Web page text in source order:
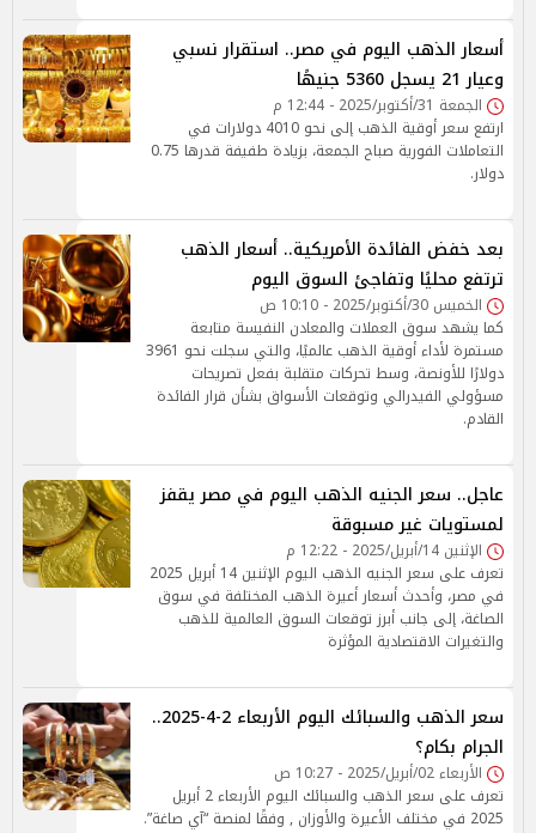
أسعار الذهب اليوم في مصر.. استقرار نسبي
وعيار 21 يسجل 5360 جنيهًا
الجمعة 31/أكتوبر/2025 - 12:44 م
ارتفع سعر أوقية الذهب إلى نحو 4010 دولارات في
التعاملات الفورية صباح الجمعة، بزيادة طفيفة قدرها 0.75
دولار.
بعد خفض الفائدة الأمريكية.. أسعار الذهب
ترتفع محليًا وتفاجئ السوق اليوم
الخميس 30/أكتوبر/2025 - 10:10 ص
كما يشهد سوق العملات والمعادن النفيسة متابعة
مستمرة لأداء أوقية الذهب عالميًا، والتي سجلت نحو 3961
دولارًا للأونصة، وسط تحركات متقلبة بفعل تصريحات
مسؤولي الفيدرالي وتوقعات الأسواق بشأن قرار الفائدة
القادم.
عاجل.. سعر الجنيه الذهب اليوم في مصر يقفز
لمستويات غير مسبوقة
الإثنين 14/أبريل/2025 - 12:22 م
تعرف على سعر الجنيه الذهب اليوم الإثنين 14 أبريل 2025
في مصر، وأحدث أسعار أعيرة الذهب المختلفة في سوق
الصاغة، إلى جانب أبرز توقعات السوق العالمية للذهب
والتغيرات الاقتصادية المؤثرة
سعر الذهب والسبائك اليوم الأربعاء 2-4-2025..
الجرام بكام؟
الأربعاء 02/أبريل/2025 - 10:27 ص
تعرف على سعر الذهب والسبائك اليوم الأربعاء 2 أبريل
2025 في مختلف الأعيرة والأوزان , وفقًا لمنصة “آي صاغة”.